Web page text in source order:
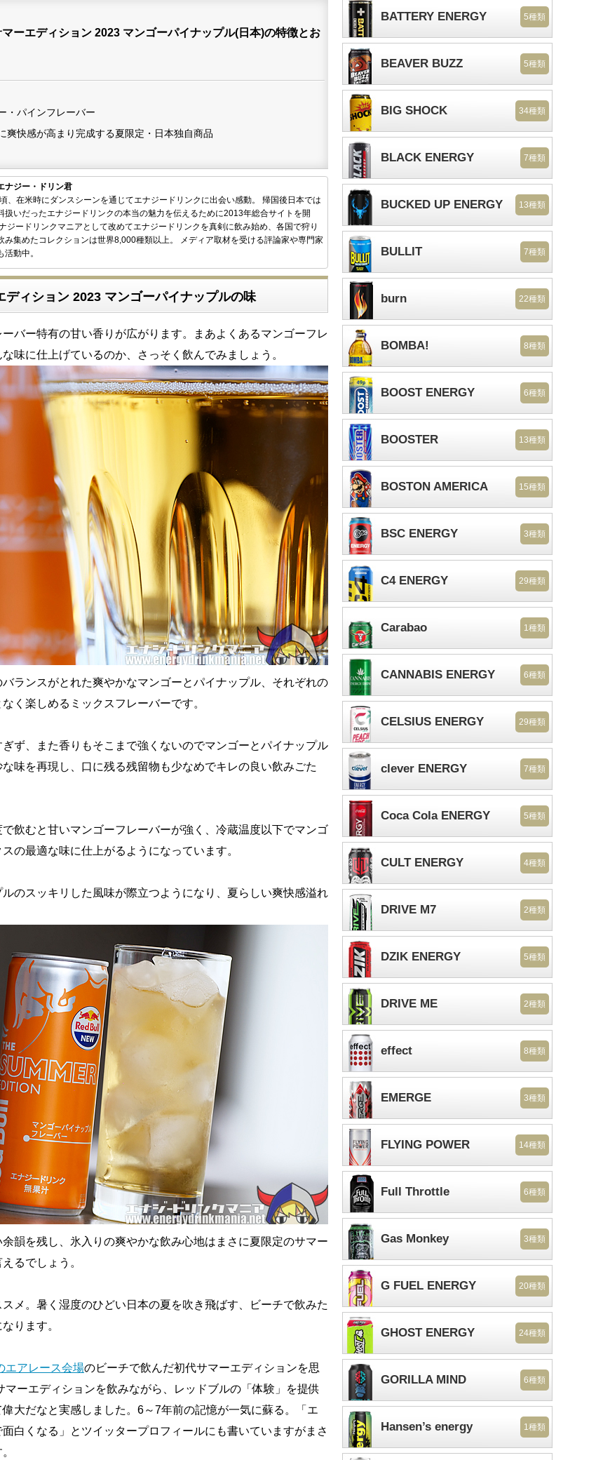
ーエディション 2023 マンゴーパイナップル(日本)の特徴とお
・パインフレーバー
爽快感が高まり完成する夏限定・日本独自商品
ナジー・ドリン君
、在米時にダンスシーンを通じてエナジードリンクに出会い感動。 帰国後日本では
扱いだったエナジードリンクの本当の魅力を伝えるために2013年総合サイトを開
ジードリンクマニアとして改めてエナジードリンクを真剣に飲み始め、各国で狩り
み集めたコレクションは世界8,000種類以上。 メディア取材を受ける評論家や専門家
活動中。
ディション 2023 マンゴーパイナップルの味
バー特有の甘い香りが広がります。まあよくあるマンゴーフレ
味に仕上げているのか、さっそく飲んでみましょう。
ランスがとれた爽やかなマンゴーとパイナップル、それぞれの
く楽しめるミックスフレーバーです。
ず、また香りもそこまで強くないのでマンゴーとパイナップル
味を再現し、口に残る残留物も少なめでキレの良い飲みごた
飲むと甘いマンゴーフレーバーが強く、冷蔵温度以下でマンゴ
の最適な味に仕上がるようになっています。
のスッキリした風味が際立つようになり、夏らしい爽快感溢れ
韻を残し、氷入りの爽やかな飲み心地はまさに夏限定のサマー
るでしょう。
メ。暑く湿度のひどい日本の夏を吹き飛ばす、ビーチで飲みた
ります。
エアレース会場のビーチで飲んだ初代サマーエディションを思
マーエディションを飲みながら、レッドブルの「体験」を提供
大だなと実感しました。6～7年前の記憶が一気に蘇る。「エ
白くなる」とツイッタープロフィールにも書いていますがまさ
BATTERY ENERGY 5種類
BEAVER BUZZ 5種類
BIG SHOCK 34種類
BLACK ENERGY 7種類
BUCKED UP ENERGY 13種類
BULLIT 7種類
burn 22種類
BOMBA! 8種類
BOOST ENERGY 6種類
BOOSTER 13種類
BOSTON AMERICA 15種類
BSC ENERGY 3種類
C4 ENERGY 29種類
Carabao 1種類
CANNABIS ENERGY 6種類
CELSIUS ENERGY 29種類
clever ENERGY 7種類
Coca Cola ENERGY 5種類
CULT ENERGY 4種類
DRIVE M7 2種類
DZIK ENERGY 5種類
DRIVE ME 2種類
effect 8種類
EMERGE 3種類
FLYING POWER 14種類
Full Throttle 6種類
Gas Monkey 3種類
G FUEL ENERGY 20種類
GHOST ENERGY 24種類
GORILLA MIND 6種類
Hansen’s energy 1種類